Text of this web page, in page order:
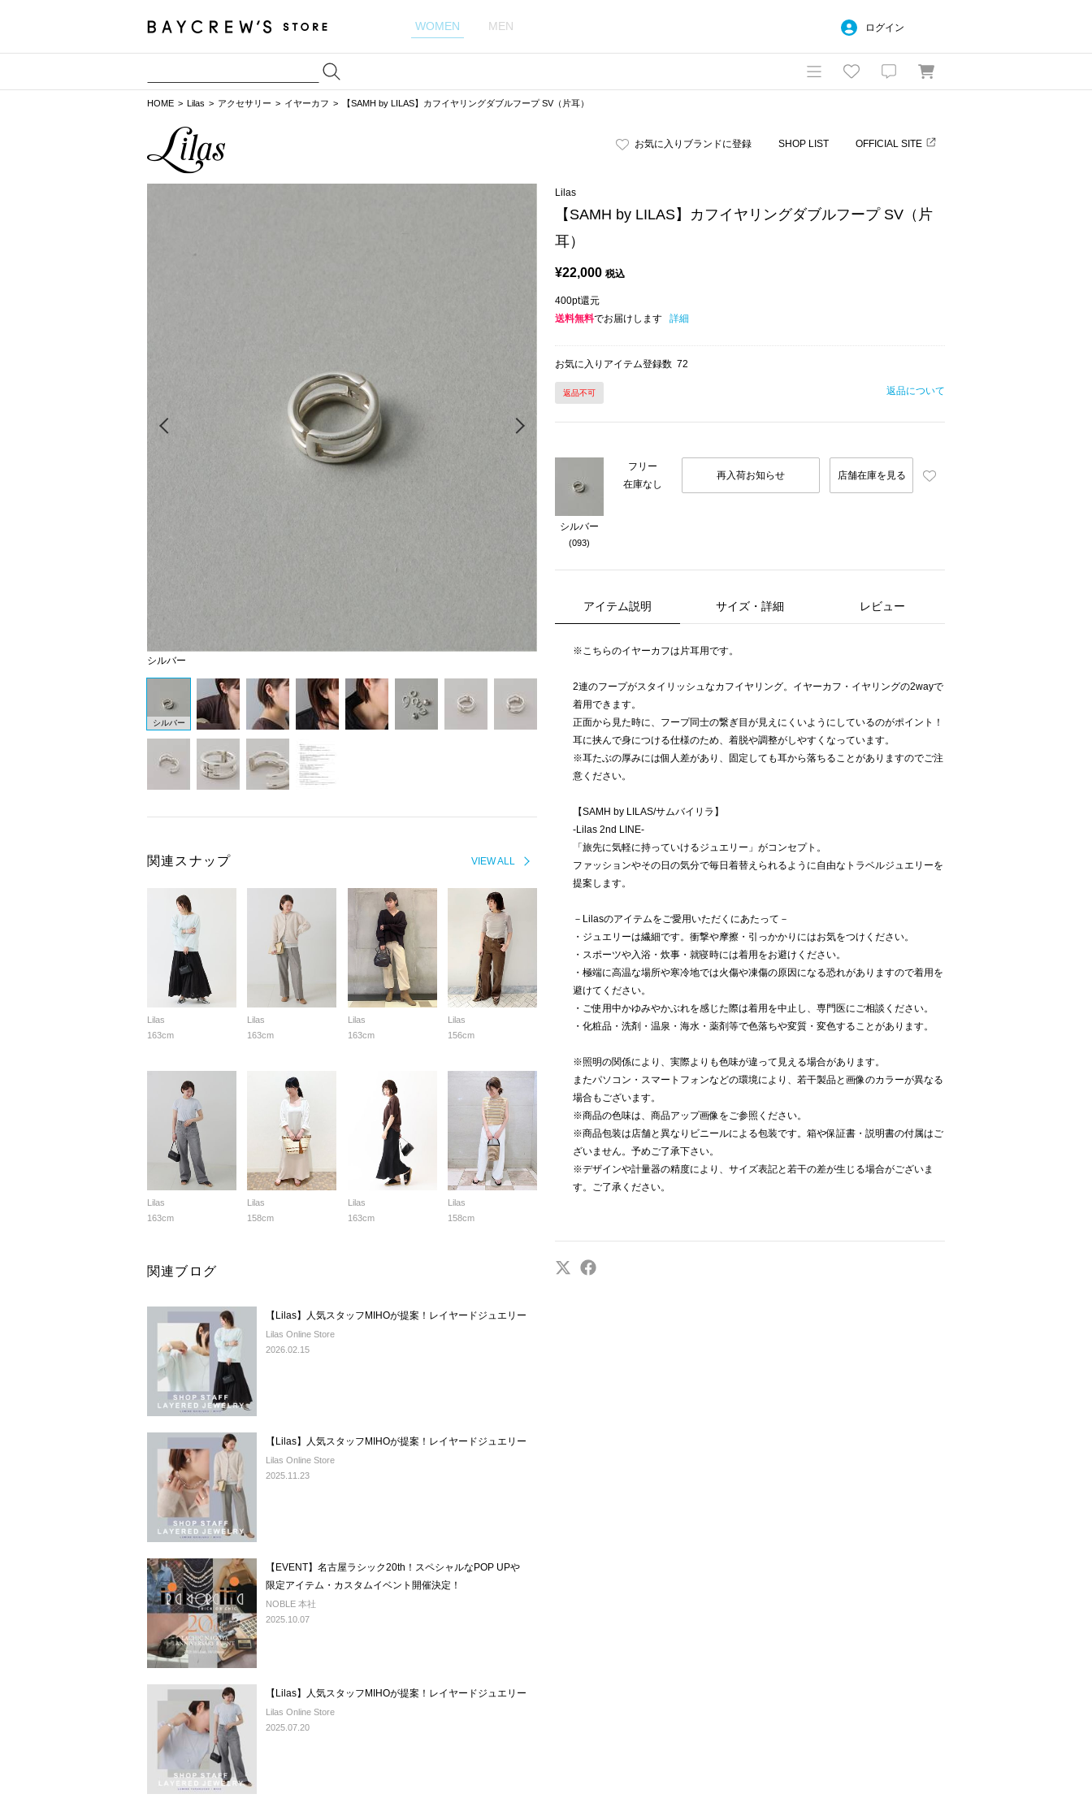
WOMEN MEN ログイン
HOME Lilas アクセサリー イヤーカフ 【SAMH by LILAS】カフイヤリングダブルフープ SV（片耳）
お気に入りブランドに登録 SHOP LIST OFFICIAL SITE
シルバー
シルバー
VIEW ALL
関連スナップ
Lilas
163cm
Lilas
163cm
Lilas
163cm
Lilas
156cm
Lilas
163cm
Lilas
158cm
Lilas
163cm
Lilas
158cm
関連ブログ
【Lilas】人気スタッフMIHOが提案！レイヤードジュエリー
Lilas Online Store
2026.02.15
【Lilas】人気スタッフMIHOが提案！レイヤードジュエリー
Lilas Online Store
2025.11.23
【EVENT】名古屋ラシック20th！スペシャルなPOP UPや
限定アイテム・カスタムイベント開催決定！
NOBLE 本社
2025.10.07
【Lilas】人気スタッフMIHOが提案！レイヤードジュエリー
Lilas Online Store
2025.07.20
Lilas
【SAMH by LILAS】カフイヤリングダブルフープ SV（片
耳）
¥22,000 税込
400pt還元
送料無料でお届けします 詳細
お気に入りアイテム登録数 72
返品不可 返品について
シルバー
(093)
フリー
在庫なし
再入荷お知らせ 店舗在庫を見る
アイテム説明 サイズ・詳細 レビュー
※こちらのイヤーカフは片耳用です。
2連のフープがスタイリッシュなカフイヤリング。イヤーカフ・イヤリングの2wayで
着用できます。
正面から見た時に、フープ同士の繋ぎ目が見えにくいようにしているのがポイント！
耳に挟んで身につける仕様のため、着脱や調整がしやすくなっています。
※耳たぶの厚みには個人差があり、固定しても耳から落ちることがありますのでご注
意ください。
【SAMH by LILAS/サムバイリラ】
-Lilas 2nd LINE-
「旅先に気軽に持っていけるジュエリー」がコンセプト。
ファッションやその日の気分で毎日着替えられるように自由なトラベルジュエリーを
提案します。
－Lilasのアイテムをご愛用いただくにあたって－
・ジュエリーは繊細です。衝撃や摩擦・引っかかりにはお気をつけください。
・スポーツや入浴・炊事・就寝時には着用をお避けください。
・極端に高温な場所や寒冷地では火傷や凍傷の原因になる恐れがありますので着用を
避けてください。
・ご使用中かゆみやかぶれを感じた際は着用を中止し、専門医にご相談ください。
・化粧品・洗剤・温泉・海水・薬剤等で色落ちや変質・変色することがあります。
※照明の関係により、実際よりも色味が違って見える場合があります。
またパソコン・スマートフォンなどの環境により、若干製品と画像のカラーが異なる
場合もございます。
※商品の色味は、商品アップ画像をご参照ください。
※商品包装は店舗と異なりビニールによる包装です。箱や保証書・説明書の付属はご
ざいません。予めご了承下さい。
※デザインや計量器の精度により、サイズ表記と若干の差が生じる場合がございま
す。ご了承ください。